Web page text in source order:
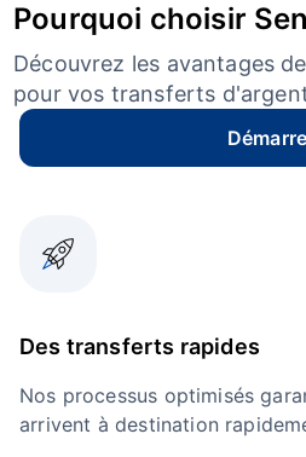
Pourquoi choisir
Découvrez les avantages
pour vos transferts
Des transferts rapides
Nos processus optimisés
arrivent à destination